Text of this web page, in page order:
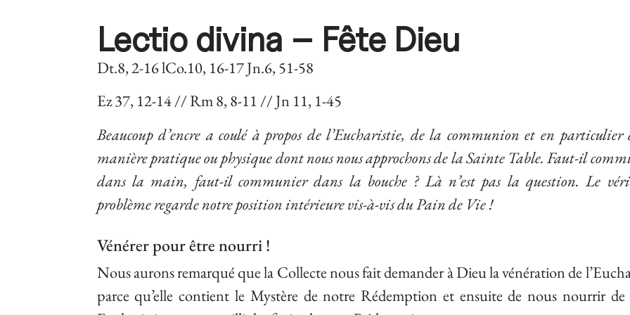
Lectio divina – Fête Dieu
Dt.8, 2-16 lCo.10, 16-17 Jn.6, 51-58
Ez 37, 12-14 // Rm 8, 8-11 // Jn 11, 1-45
Beaucoup d’encre a coulé à propos de l’Eucharistie, de la communion et en
manière pratique ou physique dont nous nous approchons de la Sainte Table. Faut-il
dans la main, faut-il communier dans la bouche ? Là n’est pas la question. Le
problème regarde notre position intérieure vis-à-vis du Pain de Vie !
Vénérer pour être nourri !
Nous aurons remarqué que la Collecte nous fait demander à Dieu la vénération de
parce qu’elle contient le Mystère de notre Rédemption et ensuite de nous nourrir de